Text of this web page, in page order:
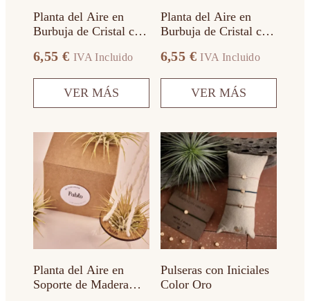
Planta del Aire en
Burbuja de Cristal con
6,55 € IVA Incluido
VER MÁS
la
página
producto
Planta del Aire en
Burbuja de Cristal con
6,55 € IVA Incluido
VER MÁS
la
página
producto
Planta del Aire en
Soporte de Madera
Pulseras con Iniciales
Color Oro
Este
producto
tiene
múltiples
variantes.
Las
opciones
se
pueden
elegir
la
página